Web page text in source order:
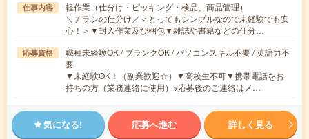
仕事内容
軽作業（仕分け・ピッキング・検品、商品管理）
＼チラシの仕分け／＜とってもシンプルなので未経験でも安
心！＞▼封入作業及び梱包▼雑誌や書籍などの仕分…
応募資格
職種未経験OK / ブランクOK / パソコンスキル不要 / 英語力不
要
▼未経験OK！（副業歓迎☆）▼高校生不可▼携帯電話をお
持ちの方（業務連絡に使用）※応募後のご連絡はメ…
気になる! 応募へ進む 詳しく見る